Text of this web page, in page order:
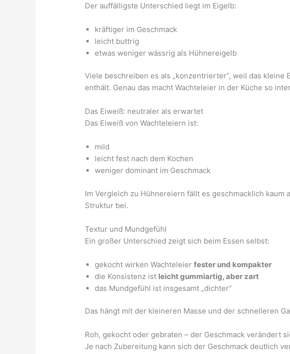
Der auffälligste Unterschied liegt im Eigelb:
kräftiger im Geschmack
leicht buttrig
etwas weniger wässrig als Hühnereigelb
Viele beschreiben es als „konzentrierter“, weil das kleine
enthält. Genau das macht Wachteleier in der Küche so
Das Eiweiß: neutraler als erwartet
Das Eiweiß von Wachteleiern ist:
mild
leicht fest nach dem Kochen
weniger dominant im Geschmack
Im Vergleich zu Hühnereiern fällt es geschmacklich kaum
Struktur bei.
Textur und Mundgefühl
Ein großer Unterschied zeigt sich beim Essen selbst:
gekocht wirken Wachteleierfester und kompakter
die Konsistenz ist leicht gummiartig, aber zart
das Mundgefühl ist insgesamt „dichter“
Das hängt mit der kleineren Masse und der schnelleren
Roh, gekocht oder gebraten – der Geschmack verändert
Je nach Zubereitung kann sich der Geschmack deutlich